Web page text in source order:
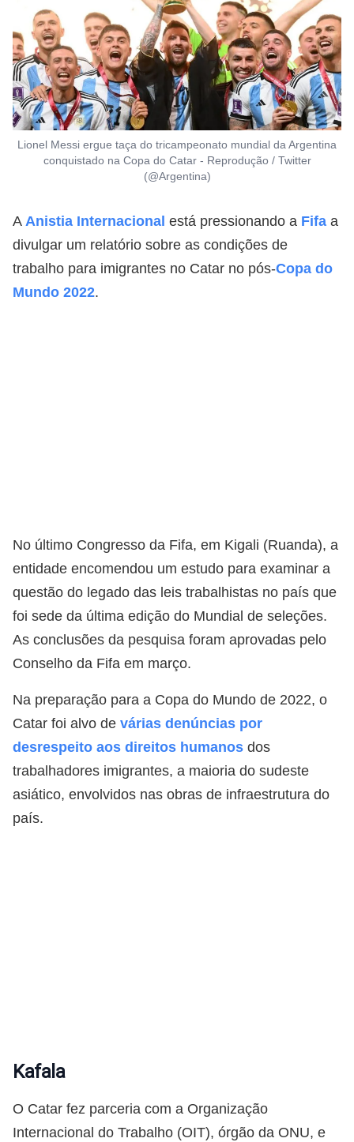
Lionel Messi ergue taça do tricampeonato mundial da Argentina
conquistado na Copa do Catar - Reprodução / Twitter
(@Argentina)
A Anistia Internacional está pressionando a Fifa a
divulgar um relatório sobre as condições de
trabalho para imigrantes no Catar no pós-Copa do
Mundo 2022.
No último Congresso da Fifa, em Kigali (Ruanda), a
entidade encomendou um estudo para examinar a
questão do legado das leis trabalhistas no país que
foi sede da última edição do Mundial de seleções.
As conclusões da pesquisa foram aprovadas pelo
Conselho da Fifa em março.
Na preparação para a Copa do Mundo de 2022, o
Catar foi alvo de várias denúncias por
desrespeito aos direitos humanos dos
trabalhadores imigrantes, a maioria do sudeste
asiático, envolvidos nas obras de infraestrutura do
país.
Kafala
O Catar fez parceria com a Organização
Internacional do Trabalho (OIT), órgão da ONU, e